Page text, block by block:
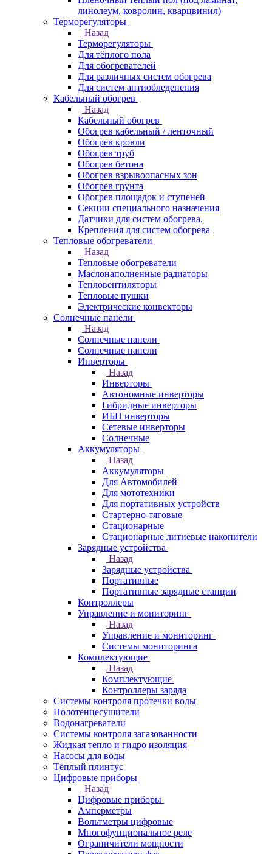
линолеум, ковролин, кварцвинил)
Терморегуляторы
Назад
Терморегуляторы
Для тёплого пола
Для обогревателей
Для различных систем обогрева
Для систем антиобледенения
Кабельный обогрев
Назад
Кабельный обогрев
Обогрев кабельный / ленточный
Обогрев кровли
Обогрев труб
Обогрев бетона
Обогрев взрывоопасных зон
Обогрев грунта
Обогрев площадок и ступеней
Секции специального назначения
Датчики для систем обогрева.
Крепления для систем обогрева
Тепловые обогреватели
Назад
Тепловые обогреватели
Маслонаполненные радиаторы
Тепловентиляторы
Тепловые пушки
Электрические конвекторы
Солнечные панели
Назад
Солнечные панели
Солнечные панели
Инверторы
Назад
Инверторы
Автономные инверторы
Гибридные инверторы
ИБП инверторы
Сетевые инверторы
Солнечные
Аккумуляторы
Назад
Аккумуляторы
Для Автомобилей
Для мототехники
Для портативных устройств
Стартерно-тяговые
Стационарные
Стационарные литиевые накопители
Зарядные устройства
Назад
Зарядные устройства
Портативные
Портативные зарядные станции
Контроллеры
Управление и мониторинг
Назад
Управление и мониторинг
Системы мониторинга
Комплектующие
Назад
Комплектующие
Контроллеры заряда
Системы контроля протечки воды
Полотенцесушители
Водонагреватели
Системы контроля загазованности
Жидкая тепло и гидро изоляция
Насосы для воды
Тёплый плинтус
Цифровые приборы
Назад
Цифровые приборы
Амперметры
Вольтметры цифровые
Многофунциональное реле
Ограничители мощности